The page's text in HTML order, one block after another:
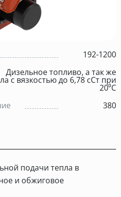
192-1200
Дизельное топливо, а так же
с вязкостью до 6,78 сСт при
20⁰С
380
подачи тепла в
и обжиговое